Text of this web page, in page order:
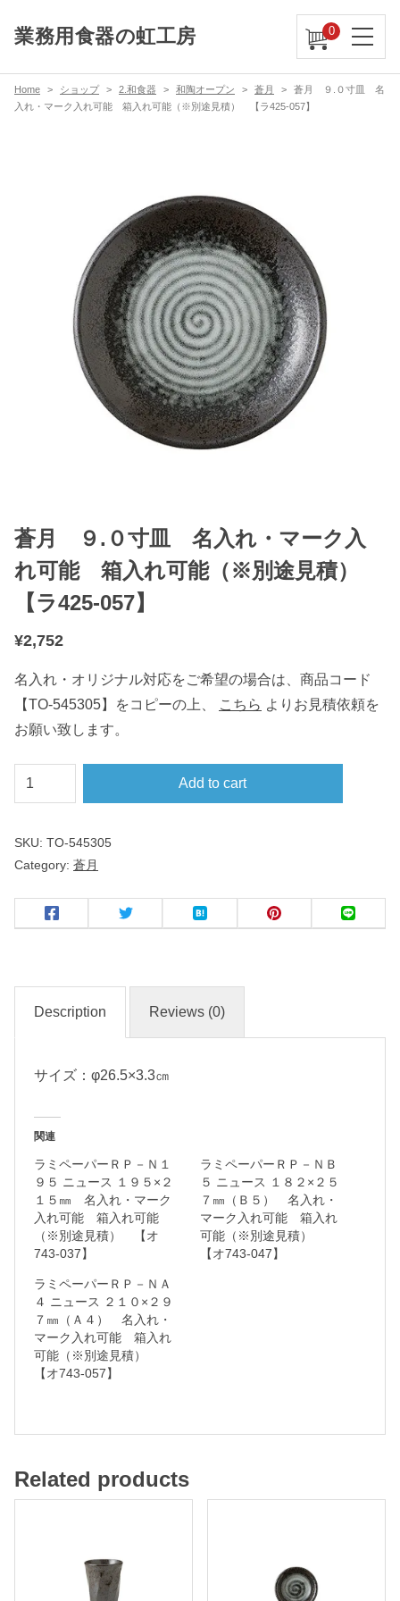
業務用食器の虹工房 0
Home ショップ 2.和食器 和陶オープン 蒼月
蒼月 ９.０寸皿 名
入れ・マーク入れ可能 箱入れ可能（※別途見積） 【ラ425-057】
蒼月 ９.０寸皿 名入れ・マーク入
れ可能 箱入れ可能（※別途見積）
【ラ425-057】
¥2,752
名入れ・オリジナル対応をご希望の場合は、商品コード
【TO-545305】をコピーの上、
こちら よりお見積依頼を
お願い致します。
蒼
月
９
０
寸
別
途
Add to cart
SKU: TO-545305
Category: 蒼月
Description Reviews (0)
サイズ：φ26.5×3.3㎝
関連
ラミペーパーＲＰ－Ｎ１
９５ ニュース １９５×２
１５㎜ 名入れ・マーク
入れ可能 箱入れ可能
（※別途見積） 【オ
743-037】
ラミペーパーＲＰ－ＮＢ
５ ニュース １８２×２５
７㎜（Ｂ５） 名入れ・
マーク入れ可能 箱入れ
可能（※別途見積）
【オ743-047】
ラミペーパーＲＰ－ＮＡ
４ ニュース ２１０×２９
７㎜（Ａ４） 名入れ・
マーク入れ可能 箱入れ
可能（※別途見積）
【オ743-057】
Related products